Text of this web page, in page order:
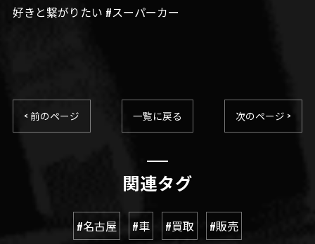
好きと繋がりたい #スーパーカー
< 前のページ 一覧に戻る 次のページ >
関連タグ
#名古屋 #車 #買取 #販売